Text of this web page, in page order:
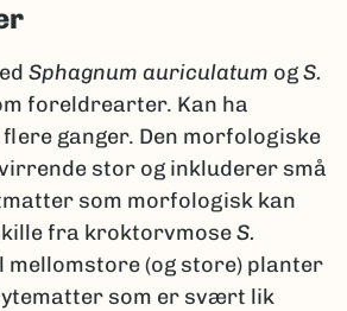
Sphagnum auriculatum ogS.
foreldrearter. Kan ha
ganger. Den morfologiske
stor og inkluderer små
som morfologisk kan
fra kroktorvmoseS.
mellomstore (og store) planter
som er svært lik